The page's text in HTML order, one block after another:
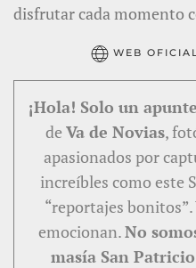
disfrutar cada momento
WEB
¡Hola! Solo un
de Va de Novias,
apasionados por
increíbles como este
“reportajes
emocionan.No
masía San